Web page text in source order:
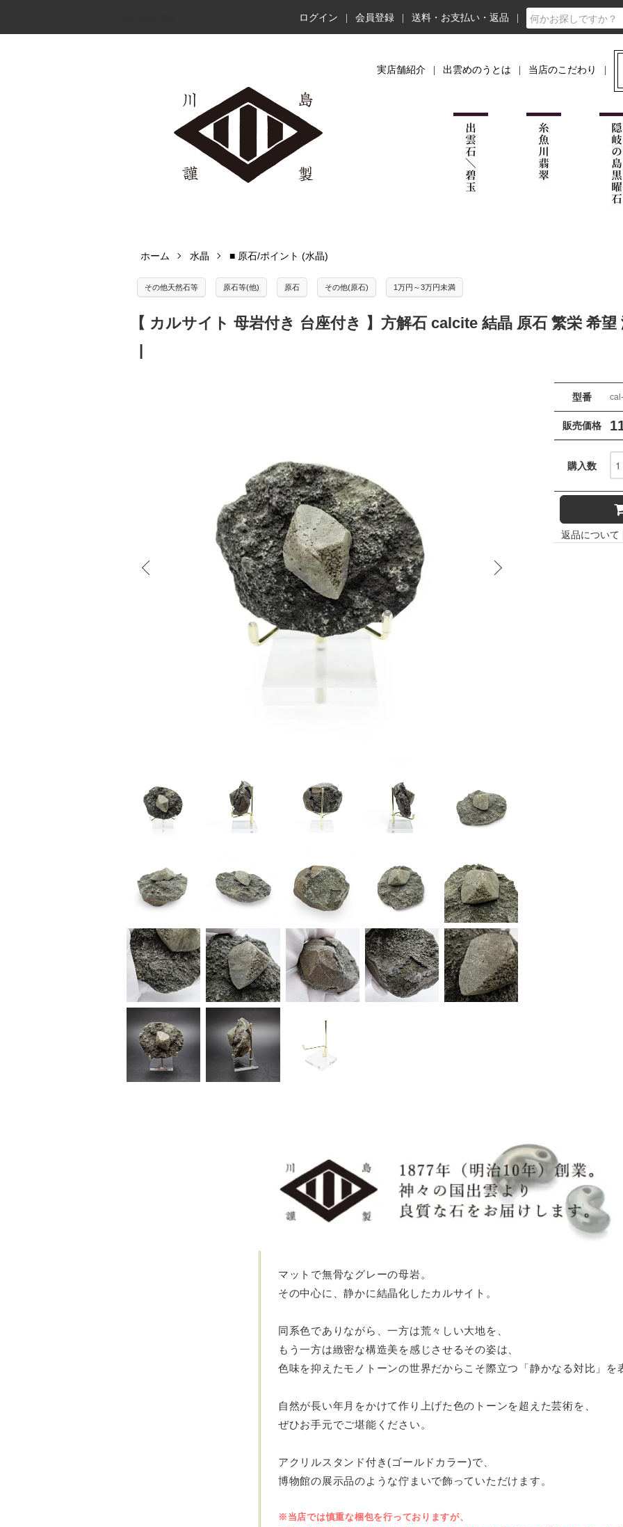
ログイン 会員登録 送料・お支払い・返品
実店舗紹介 出雲めのうとは 当店のこだわり
ホーム 水晶 ■ 原石/ポイント (水晶)
その他天然石等 原石等(他) 原石 その他(原石) 1万円～3万円未満
【 カルサイト 母岩付き 台座付き 】方解石 calcite 結晶 原石 繁栄 希
型番
販売価格
購入数
返品について
マットで無骨なグレーの母岩。
その中心に、静かに結晶化したカルサイト。
同系色でありながら、一方は荒々しい大地を、
もう一方は緻密な構造美を感じさせるその姿は、
色味を抑えたモノトーンの世界だからこそ際立つ「静かなる対比」を
自然が長い年月をかけて作り上げた色のトーンを超えた芸術を、
ぜひお手元でご堪能ください。
アクリルスタンド付き(ゴールドカラー)で、
博物館の展示品のような佇まいで飾っていただけます。
※当店では慎重な梱包を行っておりますが、